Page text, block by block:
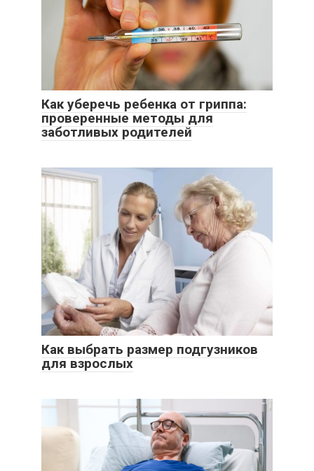
Как уберечь ребенка от гриппа:
проверенные методы для
заботливых родителей
Как выбрать размер подгузников
для взрослых